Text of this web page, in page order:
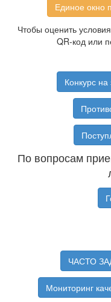
Единое окно
Чтобы оценить
QR-код или
Конкурс
По вопросам
ЧАСТО
Мониторинг